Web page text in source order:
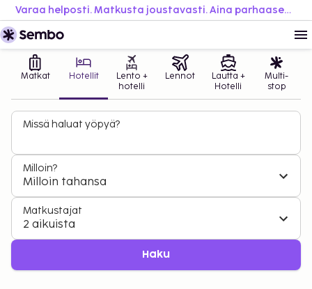
Varaa helposti. Matkusta joustavasti. Aina parhaaseen hintaan.
Matkat Hotellit
Lento +
hotelli
Lennot
Lautta +
Hotelli
Multi-
stop
Missä haluat yöpyä?
Milloin?
Milloin tahansa
Matkustajat
2 aikuista
Haku